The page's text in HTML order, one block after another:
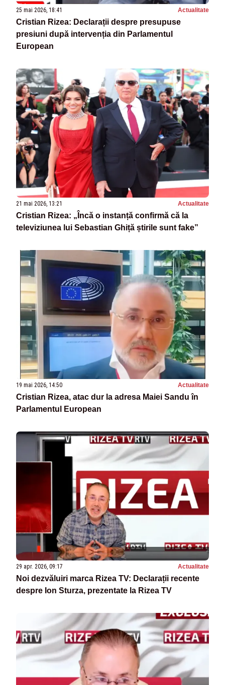
25 mai 2026, 18:41 Actualitate
Cristian Rizea: Declarații despre presupuse
presiuni după intervenția din Parlamentul
European
21 mai 2026, 13:21 Actualitate
Cristian Rizea: „Încă o instanță confirmă că la
televiziunea lui Sebastian Ghiță știrile sunt fake”
19 mai 2026, 14:50 Actualitate
Cristian Rizea, atac dur la adresa Maiei Sandu în
Parlamentul European
29 apr. 2026, 09:17 Actualitate
Noi dezvăluiri marca Rizea TV: Declarații recente
despre Ion Sturza, prezentate la Rizea TV